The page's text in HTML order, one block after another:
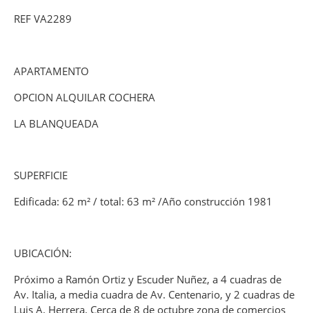
REF VA2289
APARTAMENTO
OPCION ALQUILAR COCHERA
LA BLANQUEADA
SUPERFICIE
Edificada: 62 m² / total: 63 m² /Año construcción 1981
UBICACIÓN:
Próximo a Ramón Ortiz y Escuder Nuñez, a 4 cuadras de
Av. Italia, a media cuadra de Av. Centenario, y 2 cuadras de
Luis A. Herrera. Cerca de 8 de octubre zona de comercios